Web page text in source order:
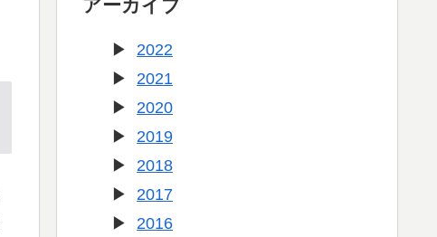
アーカイブ
2022
2021
2020
2019
2018
2017
2016